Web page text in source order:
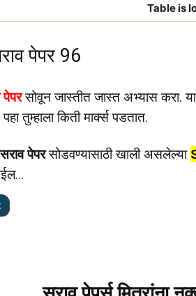
Table is
पेपर 96
पेपरसोवून जास्तीत जास्त अभ्यास करा.
तुम्हाला किती मार्क्स पडतात.
पेपरसोडवण्यासाठी खाली असलेल्या